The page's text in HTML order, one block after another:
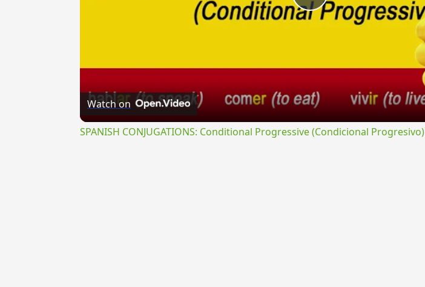
Play
Watch on
SPANISH CONJUGATIONS: Conditional Progressive (Condicional Progresivo)